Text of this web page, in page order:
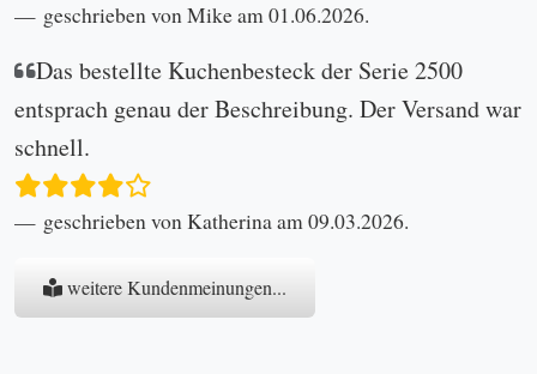
geschrieben von Mike am 01.06.2026.
Das bestellte Kuchenbesteck der Serie 2500
entsprach genau der Beschreibung. Der Versand war
schnell.
geschrieben von Katherina am 09.03.2026.
weitere Kundenmeinungen...